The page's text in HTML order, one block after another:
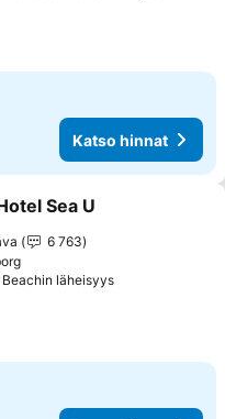
Katso hinnat
suosikkeihin
Sea U
6 763
läheisyysKatso hinnat